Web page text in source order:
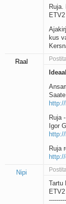
Üle
Ruja.
kus
Raal
Ruja
Igor
Ruja
Nipi
Tartu